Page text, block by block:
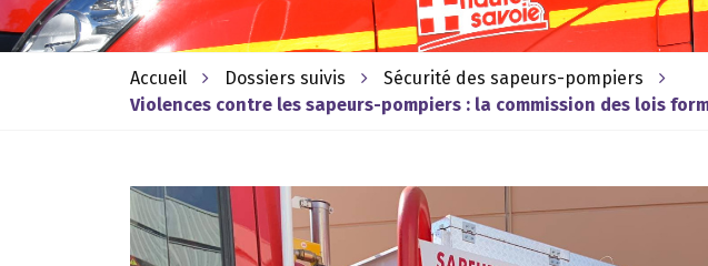
Accueil Dossiers suivis
Sécurité des sapeurs-pompiers
Violences contre les sapeurs-pompiers : la commission des lois